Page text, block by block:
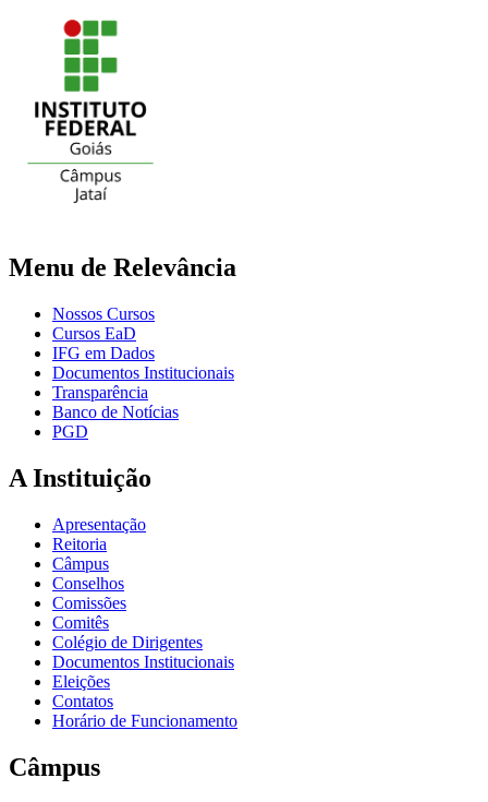
Menu de Relevância
Nossos Cursos
Cursos EaD
IFG em Dados
Documentos Institucionais
Transparência
Banco de Notícias
PGD
A Instituição
Apresentação
Reitoria
Câmpus
Conselhos
Comissões
Comitês
Colégio de Dirigentes
Documentos Institucionais
Eleições
Contatos
Horário de Funcionamento
Câmpus